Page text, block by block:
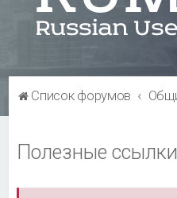
Список форумов
Полезные ссылки